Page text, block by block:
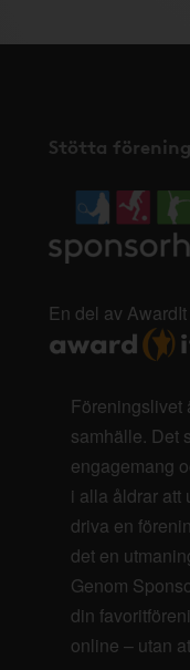
Stötta
En del av AwardIt
Föreningslivet
samhälle. Det
engagemang
i alla åldrar att
driva en
det en
Genom
din
online – utan